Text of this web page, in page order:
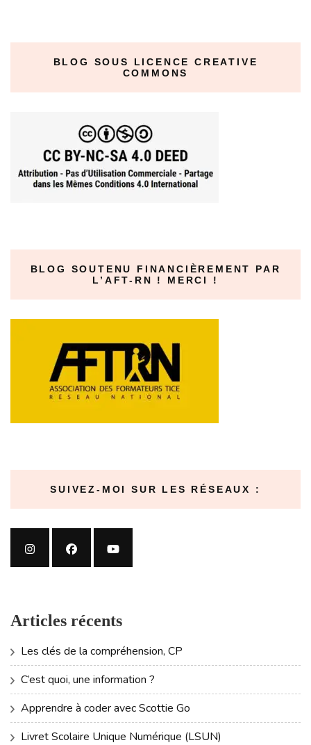
BLOG SOUS LICENCE CREATIVE
COMMONS
BLOG SOUTENU FINANCIÈREMENT PAR
L’AFT-RN ! MERCI !
SUIVEZ-MOI SUR LES RÉSEAUX :
Articles récents
Les clés de la compréhension, CP
C’est quoi, une information ?
Apprendre à coder avec Scottie Go
Livret Scolaire Unique Numérique (LSUN)